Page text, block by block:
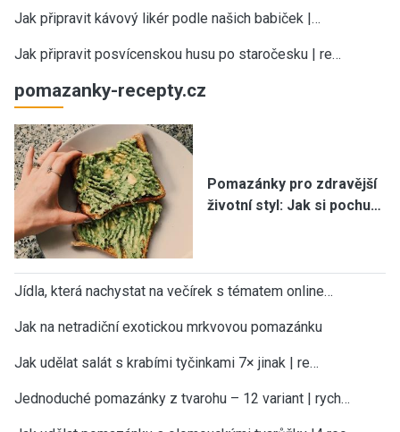
Jak připravit kávový likér podle našich babiček |…
Jak připravit posvícenskou husu po staročesku | re…
pomazanky-recepty.cz
Pomazánky pro zdravější
životní styl: Jak si pochu…
Jídla, která nachystat na večírek s tématem online…
Jak na netradiční exotickou mrkvovou pomazánku
Jak udělat salát s krabími tyčinkami 7× jinak | re…
Jednoduché pomazánky z tvarohu – 12 variant | rych…